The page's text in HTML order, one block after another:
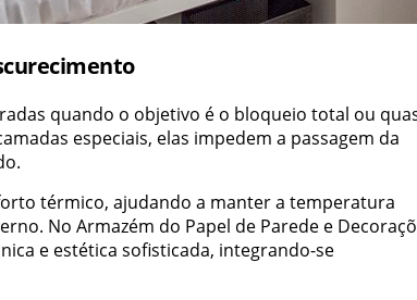
quando o objetivo é o bloqueio total ou
especiais, elas impedem a passagem da
térmico, ajudando a manter a temperatura
No Armazém do Papel de Parede e
e estética sofisticada, integrando-se